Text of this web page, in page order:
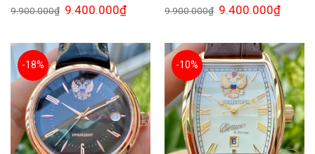
9.900.000₫ Giá
gốc
9.400.000₫Giá
hiện
9.400.000₫.
9.900.000₫ Giá
gốc
9.400.000₫Giá
hiện
-18%
-10%